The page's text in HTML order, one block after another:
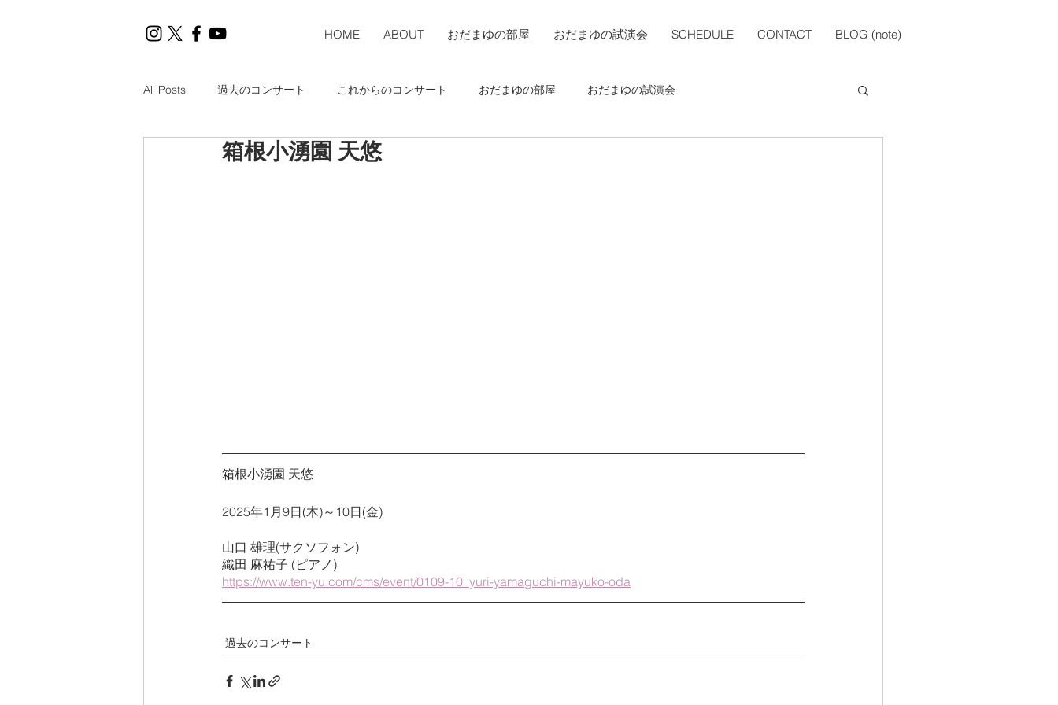
HOME ABOUT おだまゆの部屋 おだまゆの試演会 SCHEDULE CONTACT BLOG (note)
All Posts 過去のコンサート これからのコンサート おだまゆの部屋 おだまゆの試演会
箱根小湧園 天悠
箱根小湧園 天悠
2025年1月9日(木)～10日(金)
山口 雄理(サクソフォン)
織田 麻祐子 (ピアノ)
https://www.ten-yu.com/cms/event/0109-10_yuri-yamaguchi-mayuko-oda
過去のコンサート